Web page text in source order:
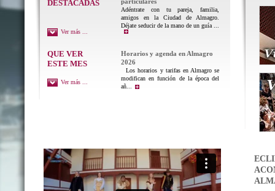
DESTACADAS
Adéntrate con tu pareja, familia,
amigos en la Ciudad de Almagro.
Déjate seducir de la mano de un guía ...
Ver más ...
QUE VER
ESTE MES
Horarios y agenda en Almagro
2026
Los horarios y tarifas en Almagro se
modifican en función de la época del
añ...
Ver más ...